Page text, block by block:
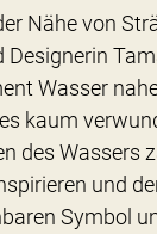
Nähe von
Designerin
Wasser
kaum
des Wassers
und
Symbol